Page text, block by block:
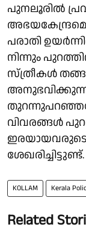
പുനലൂരിൽ
പരാതി
നിന്നും
സ്ത്രീകൾ
വിവരങ്ങൾ
ഇരയായവരുടെ
ശേഖരിച്ചിട്ടുണ്ട്.
KOLLAM Kerala
Related